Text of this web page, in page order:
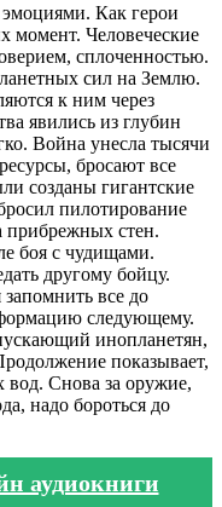
Как герои
Человеческие
сплоченностью.
сил на Землю.
к ним через
явились из глубин
Война унесла тысячи
бросают все
созданы гигантские
пилотирование
прибрежных стен.
боя с чудищами.
другому бойцу.
все до
следующему.
инопланетян,
показывает,
вод. Снова за оружие,
надо бороться до
аудиокниги